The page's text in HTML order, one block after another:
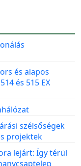
és alapos
és 515 EX
szélsőségek
projektek
lejárt: Így térül